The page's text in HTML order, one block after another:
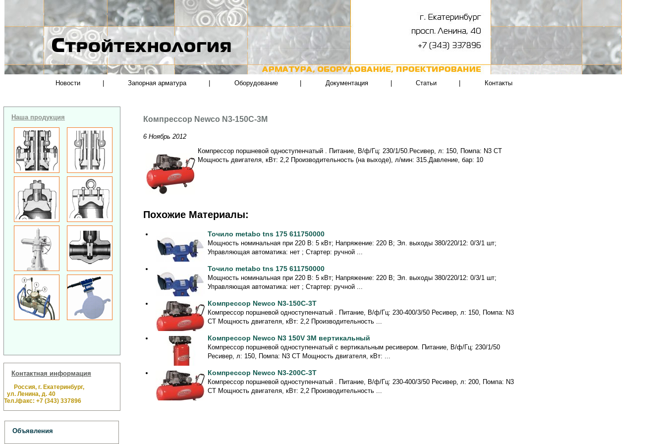
Новости Запорная арматура Оборудование Документация Статьи Контакты
Наша продукция
Контактная информация
Россия, г. Екатеринбург,
ул. Ленина, д. 40
Тел./факс: +7 (343) 337896
Объявления
Компрессор Newco N3-150C-3M
6 Ноябрь 2012
Компрессор поршневой одноступенчатый . Питание, В/ф/Гц: 230/1/50.Ресивер, л: 150, Помпа: N3 CT
Мощность двигателя, кВт: 2,2 Производительность (на выходе), л/мин: 315.Давление, бар: 10
Похожие Материалы:
Точило metabo tns 175 611750000
Мощность номинальная при 220 В: 5 кВт; Напряжение: 220 В; Эл. выходы 380/220/12: 0/3/1 шт;
Управляющая автоматика: нет ; Стартер: ручной ...
Точило metabo tns 175 611750000
Мощность номинальная при 220 В: 5 кВт; Напряжение: 220 В; Эл. выходы 380/220/12: 0/3/1 шт;
Управляющая автоматика: нет ; Стартер: ручной ...
Компрессор Newco N3-150C-3T
Компрессор поршневой одноступенчатый . Питание, В/ф/Гц: 230-400/3/50 Ресивер, л: 150, Помпа: N3
CT Мощность двигателя, кВт: 2,2 Производительность ...
Компрессор Newco N3 150V 3M вертикальный
Компрессор поршневой одноступенчатый с вертикальным ресивером. Питание, В/ф/Гц: 230/1/50
Ресивер, л: 150, Помпа: N3 CT Мощность двигателя, кВт: ...
Компрессор Newco N3-200C-3T
Компрессор поршневой одноступенчатый . Питание, В/ф/Гц: 230-400/3/50 Ресивер, л: 200, Помпа: N3
CT Мощность двигателя, кВт: 2,2 Производительность ...